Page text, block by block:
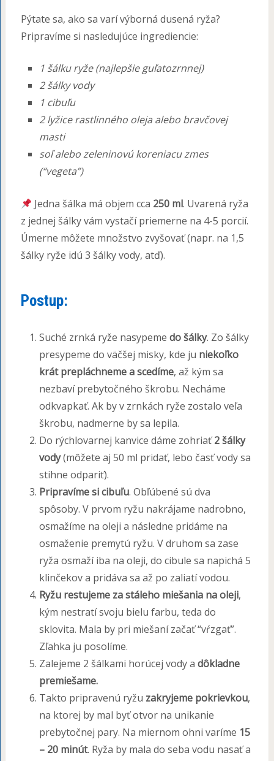
Pýtate sa, ako sa varí výborná dusená ryža?
Pripravíme si nasledujúce ingrediencie:
1 šálku ryže (najlepšie guľatozrnnej)
2 šálky vody
1 cibuľu
2 lyžice rastlinného oleja alebo bravčovej
masti
soľ alebo zeleninovú koreniacu zmes
(“vegeta”)
Jedna šálka má objem cca 250 ml. Uvarená ryža
z jednej šálky vám vystačí priemerne na 4-5 porcií.
Úmerne môžete množstvo zvyšovať (napr. na 1,5
šálky ryže idú 3 šálky vody, atď).
Postup:
Suché zrnká ryže nasypeme do šálky. Zo šálky
presypeme do väčšej misky, kde ju niekoľko
krát prepláchneme a scedíme, až kým sa
nezbaví prebytočného škrobu. Necháme
odkvapkať. Ak by v zrnkách ryže zostalo veľa
škrobu, nadmerne by sa lepila.
Do rýchlovarnej kanvice dáme zohriať2 šálky
vody(môžete aj 50 ml pridať, lebo časť vody sa
stihne odpariť).
Pripravíme si cibuľu. Obľúbené sú dva
spôsoby. V prvom ryžu nakrájame nadrobno,
osmažíme na oleji a následne pridáme na
osmaženie premytú ryžu. V druhom sa zase
ryža osmaží iba na oleji, do cibule sa napichá 5
klinčekov a pridáva sa až po zaliatí vodou.
Ryžu restujeme za stáleho miešania na oleji,
kým nestratí svoju bielu farbu, teda do
sklovita. Mala by pri miešaní začať “vŕzgať”.
Zľahka ju posolíme.
Zalejeme 2 šálkami horúcej vody a dôkladne
premiešame.
Takto pripravenú ryžu zakryjeme pokrievkou,
na ktorej by mal byť otvor na unikanie
prebytočnej pary. Na miernom ohni varíme 15
– 20 minút. Ryža by mala do seba vodu nasať a